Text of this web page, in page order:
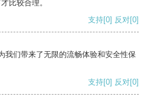
比较合理。
支持[0] 反对[0]
我们带来了无限的流畅体验和安全性保
支持[0] 反对[0]